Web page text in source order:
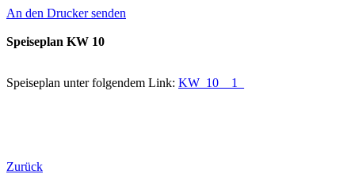
An den Drucker senden
Speiseplan KW 10
Speiseplan unter folgendem Link: KW_10__1_
Zurück